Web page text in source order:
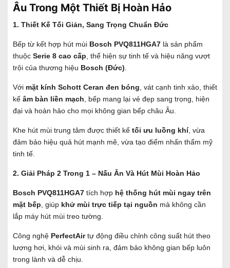
Âu Trong Một Thiết Bị Hoàn Hảo
1. Thiết Kế Tối Giản, Sang Trọng Chuẩn Đức
Bếp từ kết hợp hút mùi Bosch PVQ811HGA7 là sản phẩm
thuộc Serie 8 cao cấp , thể hiện sự tinh tế và hiệu năng vượt
trội của thương hiệu Bosch (Đức)
Với mặt kính Schott Ceran đen bóng , vát cạnh tinh xảo, thiết
kế âm bàn liền mạch , bếp mang lại vẻ đẹp sang trọng, hiện
đại và hoàn hảo cho mọi không gian bếp châu Âu.
Khe hút mùi trung tâm được thiết kế tối ưu luồng khí, vừa
đảm bảo hiệu quả hút mạnh mẽ, vừa tạo điểm nhấn thẩm mỹ
tinh tế.
2. Giải Pháp 2 Trong 1 – Nấu Ăn Và Hút Mùi Hoàn Hảo
Bosch PVQ811HGA7 tích hợp hệ thống hút mùi ngay trên
mặt bếp , giúp khử mùi trực tiếp tại nguồn mà không cần
lắp máy hút mùi treo tường.
Công nghệ PerfectAirtự động điều chỉnh công suất hút theo
lượng hơi, khói và mùi sinh ra, đảm bảo không gian bếp luôn
trong lành và dễ chịu.